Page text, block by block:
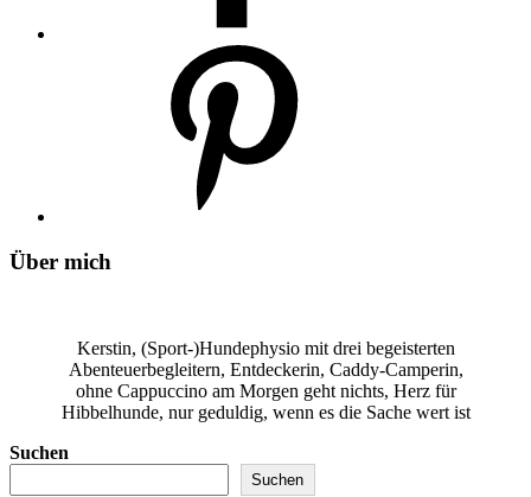
Über mich
Kerstin, (Sport-)Hundephysio mit drei begeisterten
Abenteuerbegleitern, Entdeckerin, Caddy-Camperin,
ohne Cappuccino am Morgen geht nichts, Herz für
Hibbelhunde, nur geduldig, wenn es die Sache wert ist
Suchen
Suchen